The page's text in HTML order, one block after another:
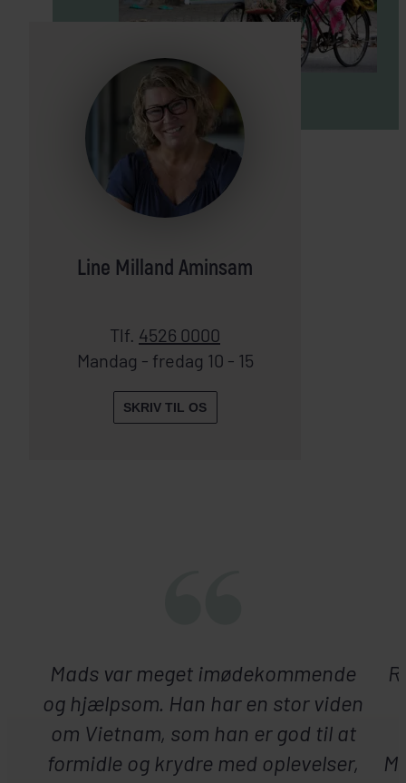
Line Milland Aminsam
Tlf. 4526 0000
Mandag - fredag 10 - 15
SKRIV TIL OS
Mads var meget imødekommende
og hjælpsom. Han har en stor viden
om Vietnam, som han er god til at
formidle og krydre med oplevelser,